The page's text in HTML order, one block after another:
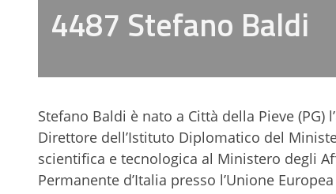
4487 Stefano Baldi
Stefano Baldi è nato a Città della Pieve (PG)
Direttore dell’Istituto Diplomatico del
scientifica e tecnologica al Ministero degli
Permanente d’Italia presso l’Unione